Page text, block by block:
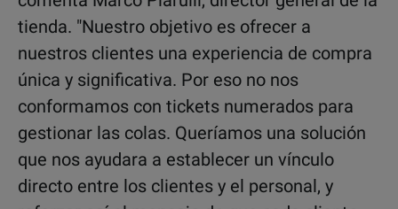
tienda. "Nuestro objetivo es ofrecer a
nuestros clientes una experiencia de compra
única y significativa. Por eso no nos
conformamos con tickets numerados para
gestionar las colas. Queríamos una solución
que nos ayudara a establecer un vínculo
directo entre los clientes y el personal, y